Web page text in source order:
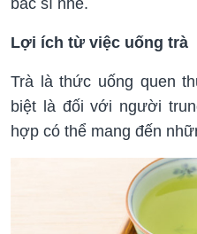
bác sĩ nhé.
Lợi ích từ việc uống trà
Trà là thức uống quen
biệt là đối với người
hợp có thể mang đến